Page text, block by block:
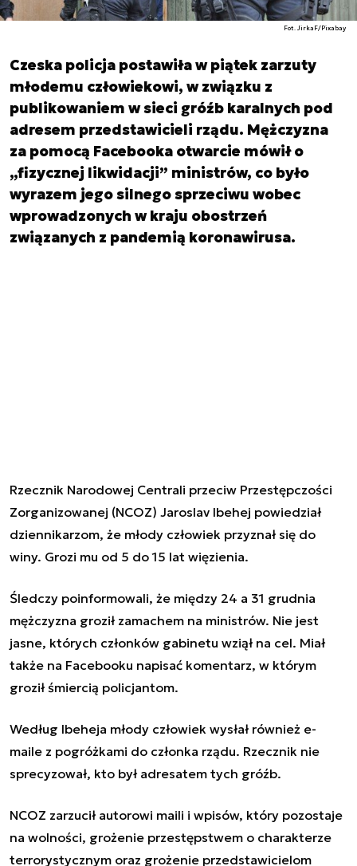
Fot. JirkaF/Pixabay
Czeska policja postawiła w piątek zarzuty
młodemu człowiekowi, w związku z
publikowaniem w sieci gróźb karalnych pod
adresem przedstawicieli rządu. Mężczyzna
za pomocą Facebooka otwarcie mówił o
„fizycznej likwidacji” ministrów, co było
wyrazem jego silnego sprzeciwu wobec
wprowadzonych w kraju obostrzeń
związanych z pandemią koronawirusa.
Rzecznik Narodowej Centrali przeciw Przestępczości
Zorganizowanej (NCOZ) Jaroslav Ibehej powiedział
dziennikarzom, że młody człowiek przyznał się do
winy. Grozi mu od 5 do 15 lat więzienia.
Śledczy poinformowali, że między 24 a 31 grudnia
mężczyzna groził zamachem na ministrów. Nie jest
jasne, których członków gabinetu wziął na cel. Miał
także na Facebooku napisać komentarz, w którym
groził śmiercią policjantom.
Według Ibeheja młody człowiek wysłał również e-
maile z pogróżkami do członka rządu. Rzecznik nie
sprecyzował, kto był adresatem tych gróźb.
NCOZ zarzucił autorowi maili i wpisów, który pozostaje
na wolności, grożenie przestępstwem o charakterze
terrorystycznym oraz grożenie przedstawicielom